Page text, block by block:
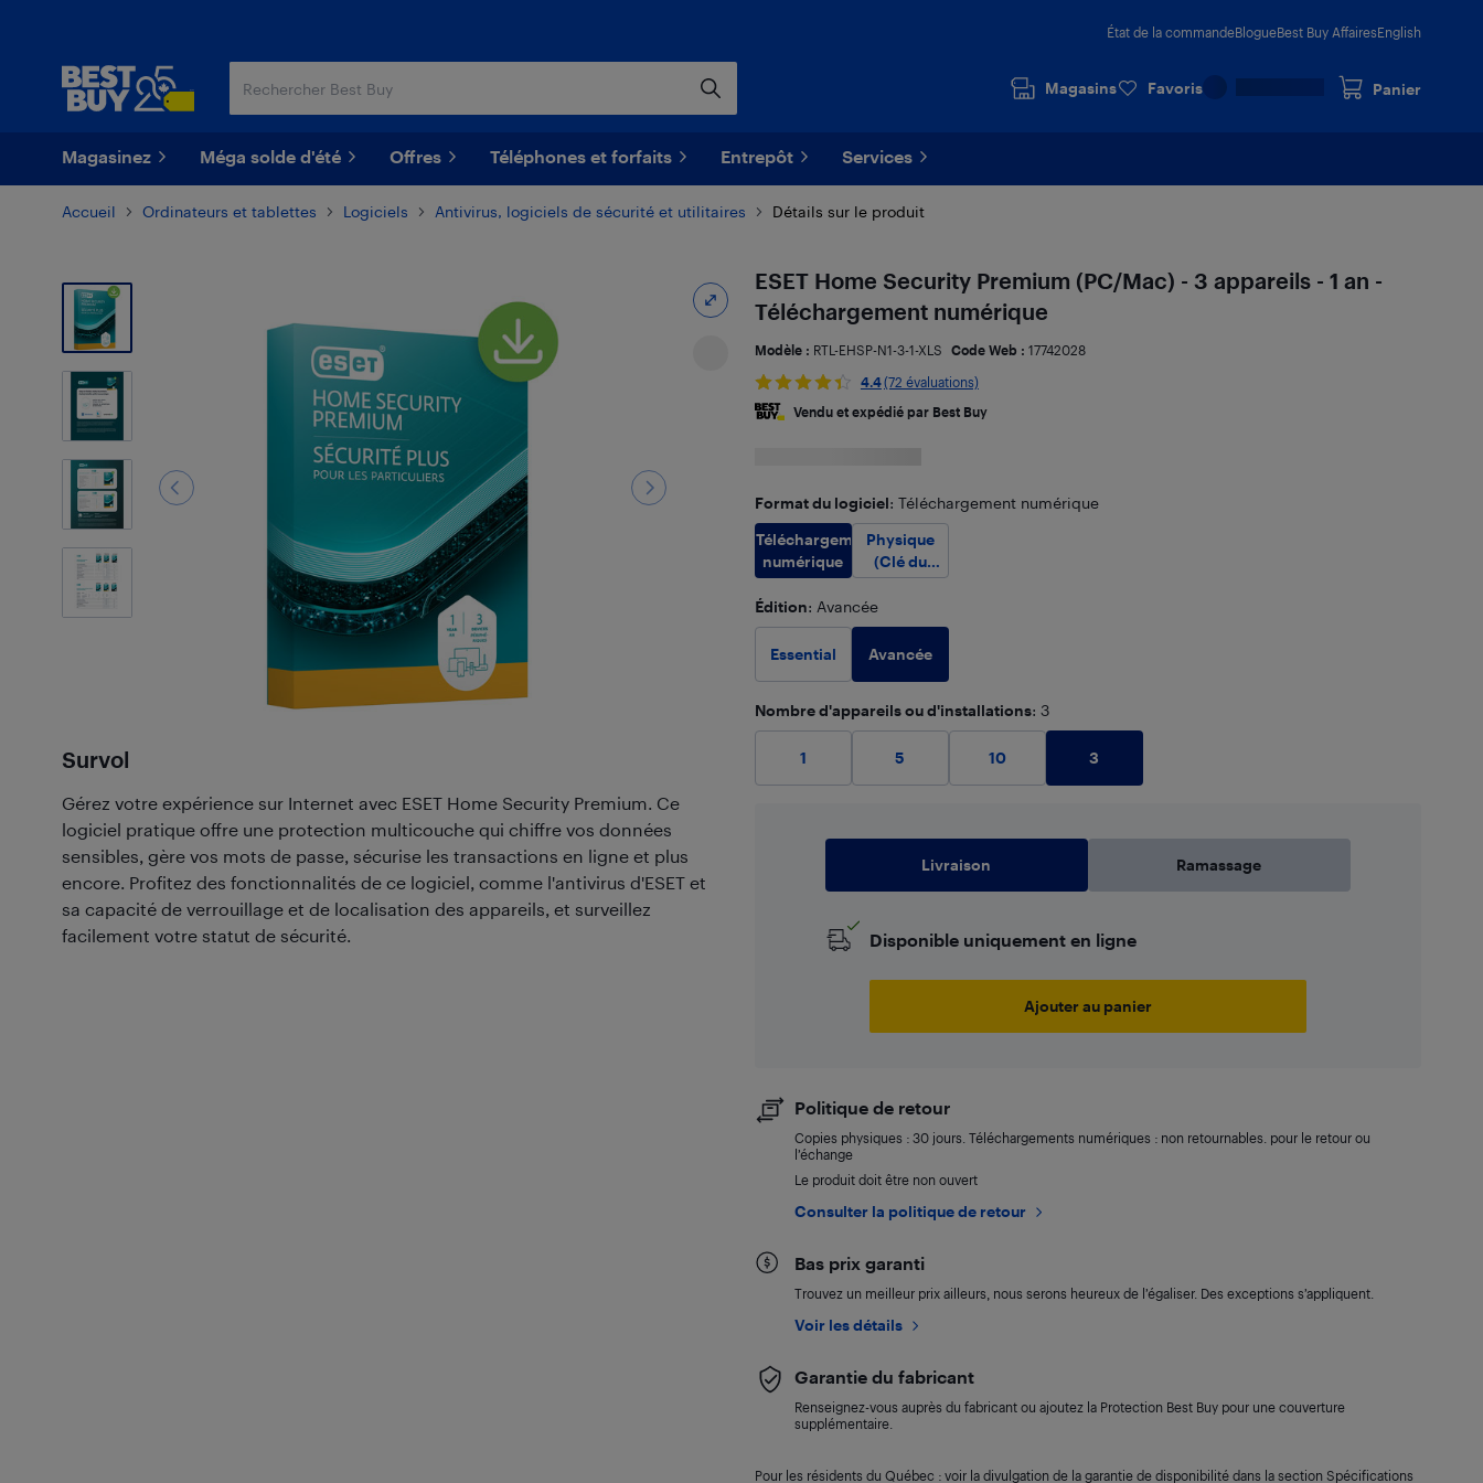
État de la commandeBlogueBest Buy AffairesEnglish
Magasins Favoris Panier
Magasinez Méga solde d'été Offres Téléphones et forfaits Entrepôt Services
Accueil Ordinateurs et tablettes Logiciels Antivirus, logiciels de sécurité et utilitaires Détails sur le produit
Photos
Survol
Gérez votre expérience sur Internet avec ESET Home Security Premium. Ce
logiciel pratique offre une protection multicouche qui chiffre vos données
sensibles, gère vos mots de passe, sécurise les transactions en ligne et plus
encore. Profitez des fonctionnalités de ce logiciel, comme l'antivirus d'ESET et
sa capacité de verrouillage et de localisation des appareils, et surveillez
facilement votre statut de sécurité.
ESET Home Security Premium (PC/Mac) - 3 appareils - 1 an -
Téléchargement numérique
Modèle : RTL-EHSP-N1-3-1-XLS Code Web : 17742028
4.4(72 évaluations)
Vendu et expédié par Best Buy
Format du logiciel: Téléchargement numérique
Téléchargement
numérique
Physique
(Clé du
produit)
Édition: Avancée
Essential Avancée
Nombre d'appareils ou d'installations: 3
1 5 10 3
Livraison Ramassage
Disponible uniquement en ligne
Ajouter au panier
Politique de retour
Copies physiques : 30 jours. Téléchargements numériques : non retournables. pour le retour ou
l’échange
Le produit doit être non ouvert
Consulter la politique de retour
Bas prix garanti
Trouvez un meilleur prix ailleurs, nous serons heureux de l’égaliser. Des exceptions s’appliquent.
Voir les détails
Garantie du fabricant
Renseignez-vous auprès du fabricant ou ajoutez la Protection Best Buy pour une couverture
supplémentaire.
Pour les résidents du Québec : voir la divulgation de la garantie de disponibilité dans la section Spécifications